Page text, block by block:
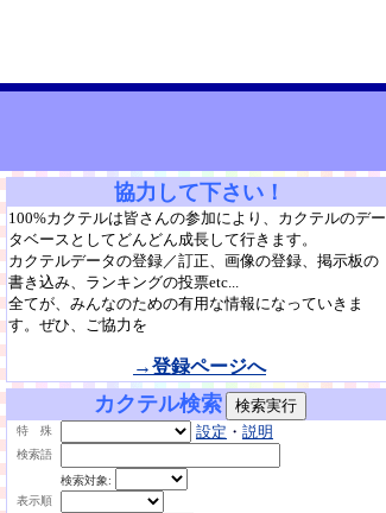
協力して下さい！
100%カクテルは皆さんの参加により、カクテルのデー
タベースとしてどんどん成長して行きます。
カクテルデータの登録／訂正、画像の登録、掲示板の
書き込み、ランキングの投票etc...
全てが、みんなのための有用な情報になっていきま
す。ぜひ、ご協力を
→登録ページへ
カクテル検索
特 殊 設定 ・ 説明
検索語
検索対象:
表示順